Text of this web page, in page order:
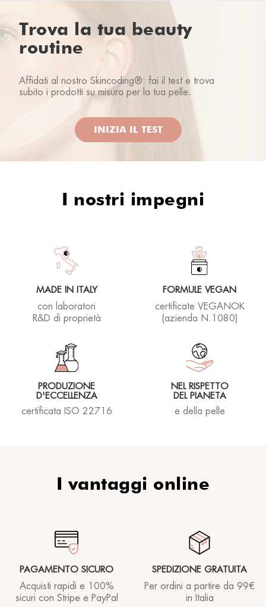
Ottimo prodotto, idrata veramente a lungo le
labbra a differenza di tanti prodotti analoghi, che
devi passare continuamente per mantenere
Alessandra E. 01/12/2023
Lascia labbra morbide e idratate
Prodotto che mi è piaciuto molto. Molto nutriente
ed idratante.
Jurate E. 13/02/2022
Molto idratante, mantiene le labbra morbide a
lungo anche nelle giornate invernali. La
colorazione lievemente rosata dona un tocco in
piu'!
Rhea lover 25/01/2021
Trova la tua beauty
routine
Affidati al nostro Skincoding®: fai il test e trova
subito i prodotti su misura per la tua pelle.
INIZIA IL TEST
I nostri impegni
MADE IN ITALY
con laboratori
R&D di proprietà
FORMULE VEGAN
certificate VEGANOK
(azienda N.1080)
PRODUZIONE
D'ECCELLENZA
certificata ISO 22716
NEL RISPETTO
DEL PIANETA
e della pelle
I vantaggi online
PAGAMENTO SICURO
Acquisti rapidi e 100%
sicuri con Stripe e PayPal
SPEDIZIONE GRATUITA
Per ordini a partire da 99€
in Italia